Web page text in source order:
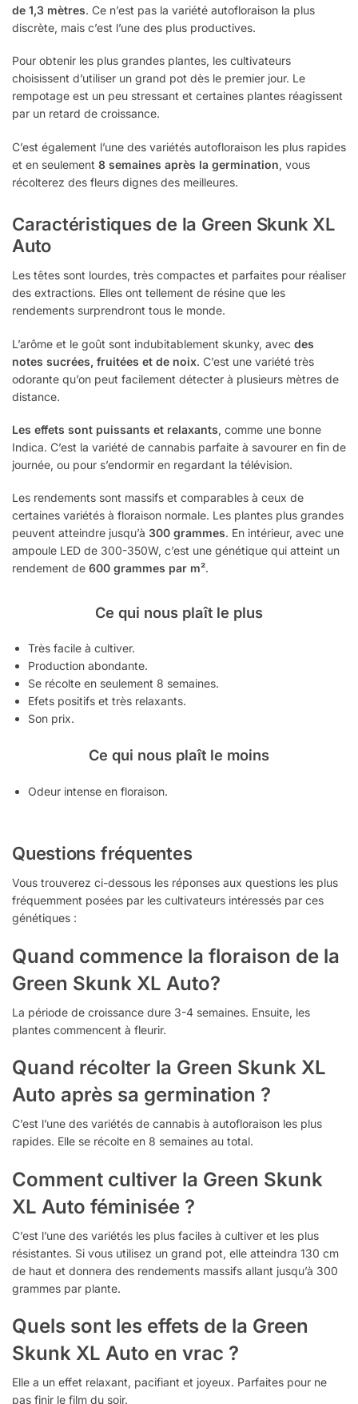
de 1,3 mètres. Ce n’est pas la variété autofloraison la plus
discrète, mais c’est l’une des plus productives.
Pour obtenir les plus grandes plantes, les cultivateurs
choisissent d’utiliser un grand pot dès le premier jour. Le
rempotage est un peu stressant et certaines plantes réagissent
par un retard de croissance.
C’est également l’une des variétés autofloraison les plus rapides
et en seulement 8 semaines après la germination, vous
récolterez des fleurs dignes des meilleures.
Caractéristiques de la Green Skunk XL
Auto
Les têtes sont lourdes, très compactes et parfaites pour réaliser
des extractions. Elles ont tellement de résine que les
rendements surprendront tous le monde.
L’arôme et le goût sont indubitablement skunky, avec des
notes sucrées, fruitées et de noix. C’est une variété très
odorante qu’on peut facilement détecter à plusieurs mètres de
distance.
Les effets sont puissants et relaxants, comme une bonne
Indica. C’est la variété de cannabis parfaite à savourer en fin de
journée, ou pour s’endormir en regardant la télévision.
Les rendements sont massifs et comparables à ceux de
certaines variétés à floraison normale. Les plantes plus grandes
peuvent atteindre jusqu’à 300 grammes. En intérieur, avec une
ampoule LED de 300-350W, c’est une génétique qui atteint un
rendement de 600 grammes par m².
Ce qui nous plaît le plus
Très facile à cultiver.
Production abondante.
Se récolte en seulement 8 semaines.
Efets positifs et très relaxants.
Son prix.
Ce qui nous plaît le moins
Odeur intense en floraison.
Questions fréquentes
Vous trouverez ci-dessous les réponses aux questions les plus
fréquemment posées par les cultivateurs intéressés par ces
génétiques :
Quand commence la floraison de la
Green Skunk XL Auto?
La période de croissance dure 3-4 semaines. Ensuite, les
plantes commencent à fleurir.
Quand récolter la Green Skunk XL
Auto après sa germination ?
C’est l’une des variétés de cannabis à autofloraison les plus
rapides. Elle se récolte en 8 semaines au total.
Comment cultiver la Green Skunk
XL Auto féminisée ?
C’est l’une des variétés les plus faciles à cultiver et les plus
résistantes. Si vous utilisez un grand pot, elle atteindra 130 cm
de haut et donnera des rendements massifs allant jusqu’à 300
grammes par plante.
Quels sont les effets de la Green
Skunk XL Auto en vrac ?
Elle a un effet relaxant, pacifiant et joyeux. Parfaites pour ne
pas finir le film du soir.